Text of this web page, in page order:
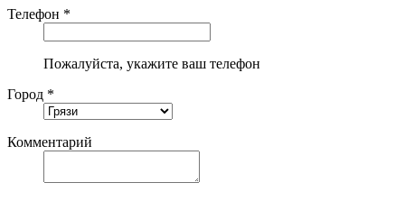
Телефон *
Пожалуйста, укажите ваш телефон
Город *
Комментарий